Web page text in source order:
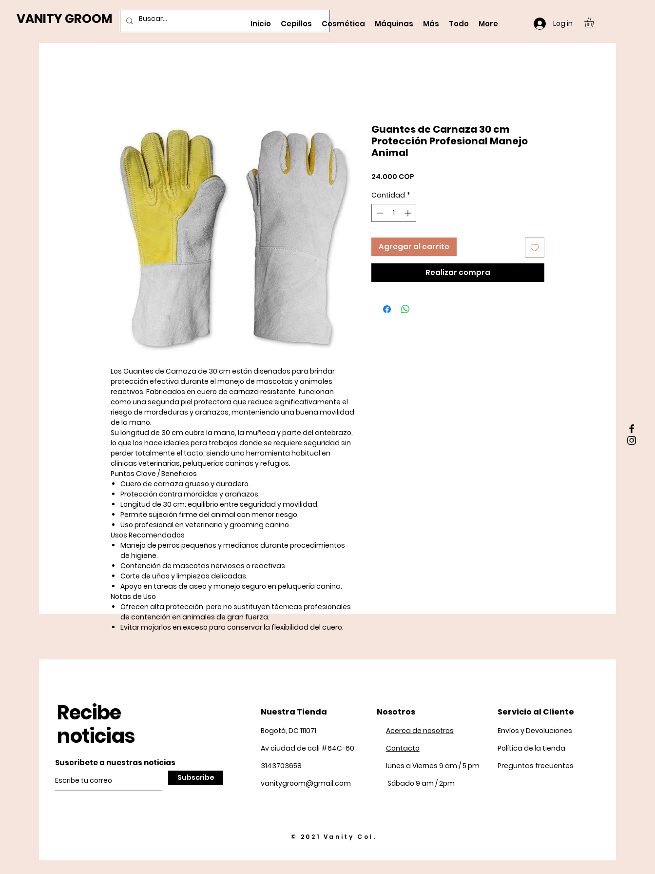
VANITY GROOM Inicio Cepillos Cosmética Máquinas Más Todo More Log in
Los Guantes de Carnaza de 30 cm están diseñados para brindar
protección efectiva durante el manejo de mascotas y animales
reactivos. Fabricados en cuero de carnaza resistente, funcionan
como una segunda piel protectora que reduce significativamente el
riesgo de mordeduras y arañazos, manteniendo una buena movilidad
de la mano.
Su longitud de 30 cm cubre la mano, la muñeca y parte del antebrazo,
lo que los hace ideales para trabajos donde se requiere seguridad sin
perder totalmente el tacto, siendo una herramienta habitual en
clínicas veterinarias, peluquerías caninas y refugios.
Puntos Clave / Beneficios
Cuero de carnaza grueso y duradero.
Protección contra mordidas y arañazos.
Longitud de 30 cm: equilibrio entre seguridad y movilidad.
Permite sujeción firme del animal con menor riesgo.
Uso profesional en veterinaria y grooming canino.
Usos Recomendados
Manejo de perros pequeños y medianos durante procedimientos
de higiene.
Contención de mascotas nerviosas o reactivas.
Corte de uñas y limpiezas delicadas.
Apoyo en tareas de aseo y manejo seguro en peluquería canina.
Notas de Uso
Ofrecen alta protección, pero no sustituyen técnicas profesionales
de contención en animales de gran fuerza.
Evitar mojarlos en exceso para conservar la flexibilidad del cuero.
Guantes de Carnaza 30 cm
Protección Profesional Manejo
Animal
24.000 COP
Cantidad *
Agregar al carrito
Realizar compra
Recibe
noticias
Suscribete a nuestras noticias
Subscribe
Nuestra Tienda
Bogotá, DC 111071
Av ciudad de cali #64C-60
3143703658
vanitygroom@gmail.com
Nosotros
Acerca de nosotros
Contacto
lunes a Viernes 9 am / 5 pm
Sábado 9 am / 2pm
Servicio al Cliente
Envíos y Devoluciones
Política de la tienda
Preguntas frecuentes
© 2021 Vanity Col.